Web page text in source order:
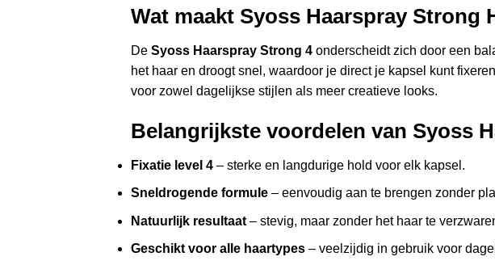
Wat maakt Syoss Haarspray Strong
De Syoss Haarspray Strong 4 onderscheidt zich door een
het haar en droogt snel, waardoor je direct je kapsel kunt
voor zowel dagelijkse stijlen als meer creatieve looks.
Belangrijkste voordelen van Syoss
Fixatie level 4 – sterke en langdurige hold voor elk kapsel.
Sneldrogende formule – eenvoudig aan te brengen zonder
Natuurlijk resultaat – stevig, maar zonder het haar te
Geschikt voor alle haartypes – veelzijdig in gebruik voor